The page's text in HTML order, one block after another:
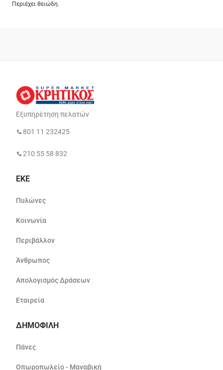
Περιέχει θειώδη.
Εξυπηρέτηση πελατών
801 11 232425
210 55 58 832
ΕΚΕ
Πυλώνες
Κοινωνία
Περιβάλλον
Άνθρωπος
Απολογισμός Δράσεων
Εταιρεία
ΔΗΜΟΦΙΛΗ
Πάνες
Οπωροπωλείο - Μαναβική